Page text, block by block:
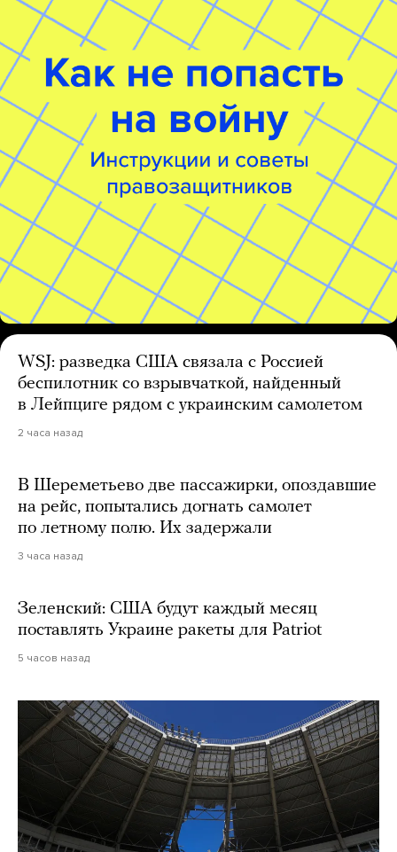
WSJ: разведка США связала с Россией
беспилотник со взрывчаткой, найденный
в Лейпциге рядом с украинским самолетом
2 часа назад
В Шереметьево две пассажирки, опоздавшие
на рейс, попытались догнать самолет
по летному полю. Их задержали
3 часа назад
Зеленский: США будут каждый месяц
поставлять Украине ракеты для Patriot
5 часов назад